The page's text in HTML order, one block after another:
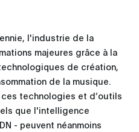
l'industrie de la
majeures grâce à la
de création,
de la musique.
technologies et d’outils
que l'intelligence
- peuvent néanmoins